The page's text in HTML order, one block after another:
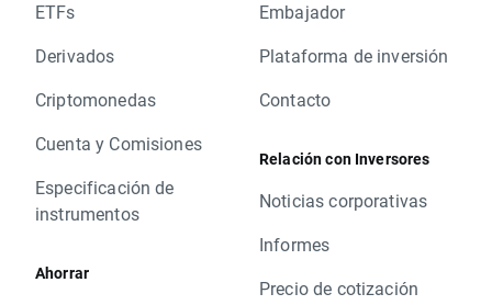
ETFs
Derivados
Criptomonedas
Cuenta y Comisiones
Especificación de
instrumentos
Ahorrar
Embajador
Plataforma de inversión
Contacto
Relación con Inversores
Noticias corporativas
Informes
Precio de cotización